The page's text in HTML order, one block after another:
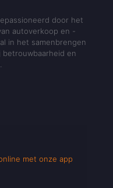
door het
autoverkoop en -
in het samenbrengen
betrouwbaarheid en
met onze app